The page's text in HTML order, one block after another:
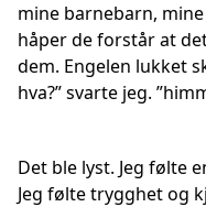
mine barnebarn,
håper de forstår at
dem. Engelen lukket
hva?” svarte jeg.
Det ble lyst. Jeg følte
Jeg følte trygghet og